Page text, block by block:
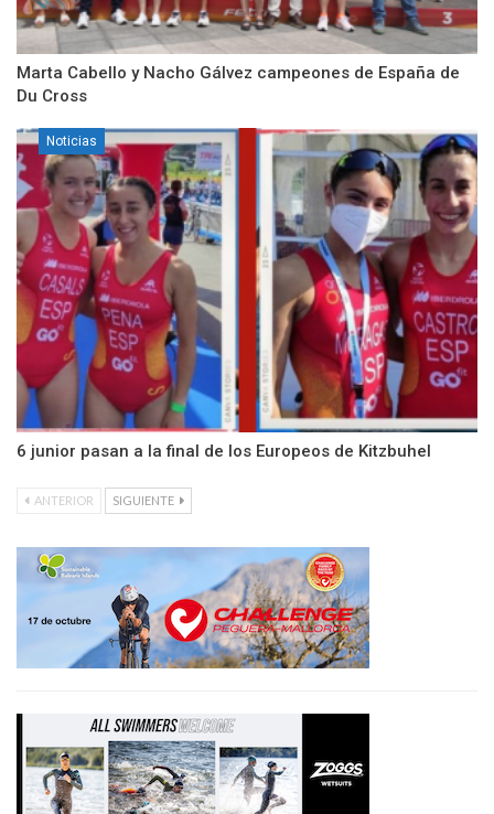
Marta Cabello y Nacho Gálvez campeones de España de
Du Cross
Noticias
6 junior pasan a la final de los Europeos de Kitzbuhel
ANTERIOR SIGUIENTE